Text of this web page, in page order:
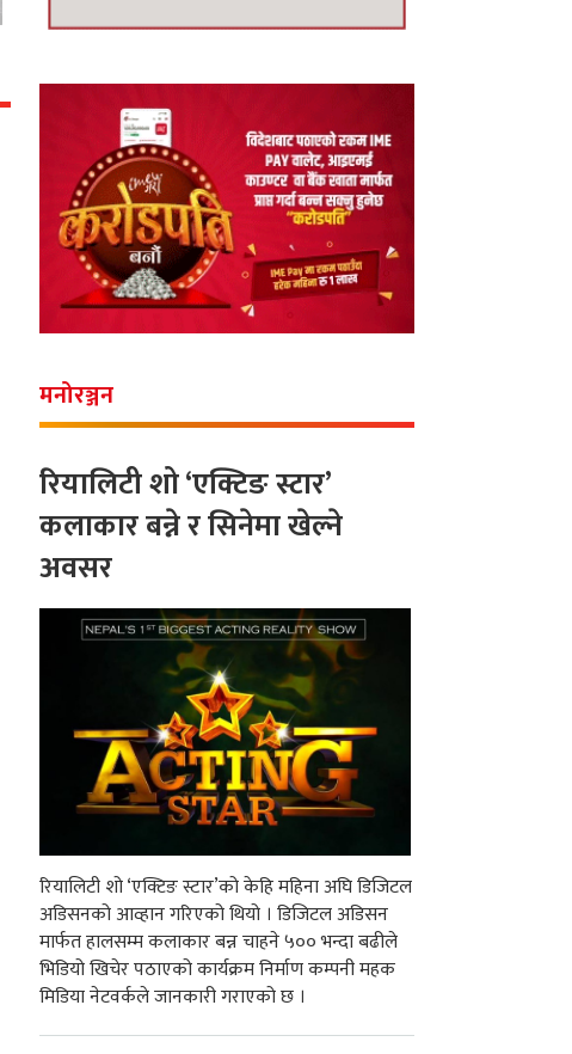
मनोरञ्जन
रियालिटी शो ‘एक्टिङ स्टार’
कलाकार बन्ने र सिनेमा खेल्ने
अवसर
रियालिटी शो ‘एक्टिङ स्टार’को केहि महिना अघि डिजिटल
अडिसनको आव्हान गरिएको थियो । डिजिटल अडिसन
मार्फत हालसम्म कलाकार बन्न चाहने ५०० भन्दा बढीले
भिडियो खिचेर पठाएको कार्यक्रम निर्माण कम्पनी महक
मिडिया नेटवर्कले जानकारी गराएको छ ।